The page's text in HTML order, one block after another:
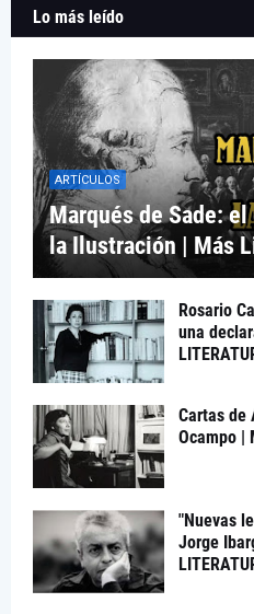
Lo más leído
ARTÍCULOS
Marqués de Sade:
la Ilustración | Más
Rosario
una
Cartas de
Ocampo |
"Nuevas
Jorge